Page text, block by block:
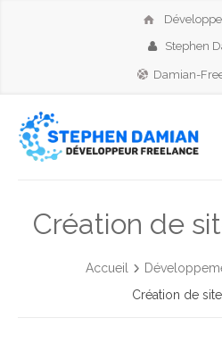
Stephen
Damian-
Création de
Accueil
Création de